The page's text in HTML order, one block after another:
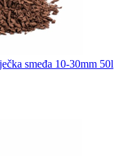
smeđa 10-30mm 50l